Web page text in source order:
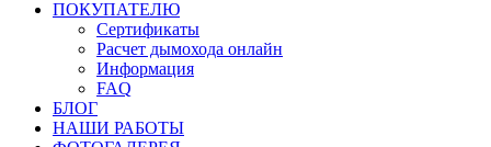
ПОКУПАТЕЛЮ
Сертификаты
Расчет дымохода онлайн
Информация
FAQ
БЛОГ
НАШИ РАБОТЫ